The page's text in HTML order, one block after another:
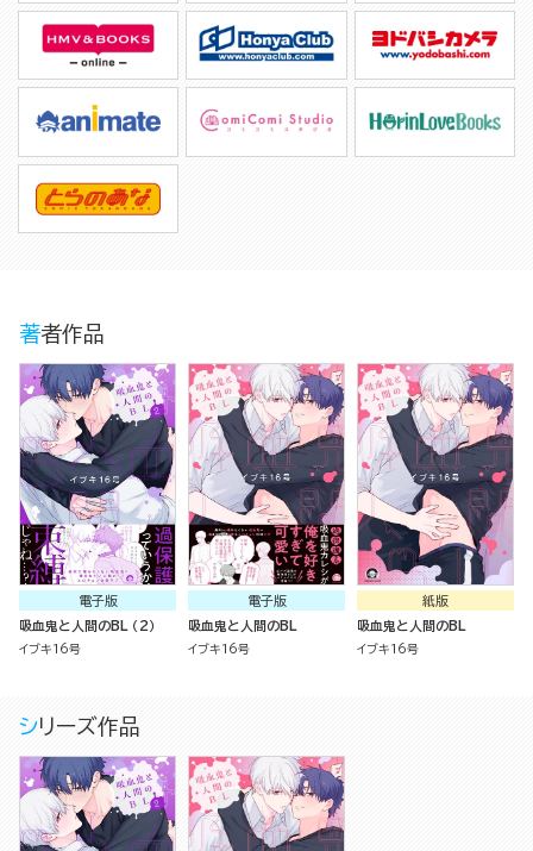
著者作品
電子版
吸血鬼と人間のBL （2）
イブキ16号
電子版
吸血鬼と人間のBL
イブキ16号
紙版
吸血鬼と人間のBL
イブキ16号
シリーズ作品